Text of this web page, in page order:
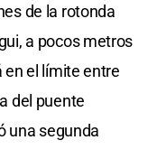
de la rotonda
a pocos metros
en el límite entre
del puente
una segunda